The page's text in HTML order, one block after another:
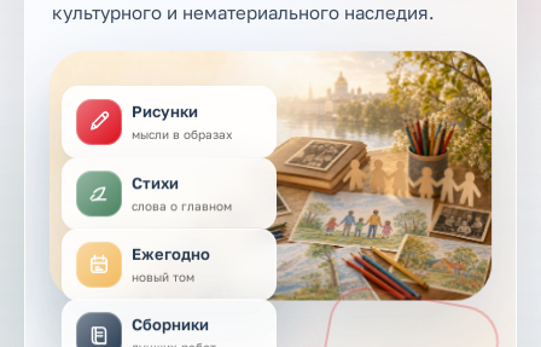
культурного и нематериального наследия.
Рисунки
мысли в образах
Стихи
слова о главном
Ежегодно
новый том
Сборники